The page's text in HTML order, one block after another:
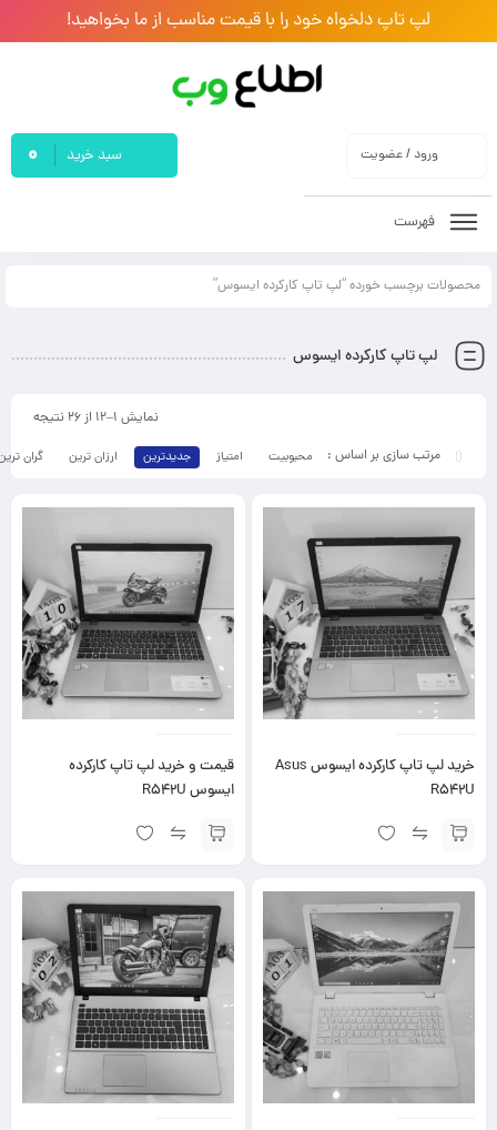
لپ تاپ دلخواه خود را با قیمت مناسب از ما بخواهید!
ورود / عضویت سبد خرید 0
فهرست
محصولات برچسب خورده “لپ تاپ کارکرده ایسوس”
لپ تاپ کارکرده ایسوس
نمایش 1–12 از 26 نتیجه
محبوبیت امتیاز جدیدترین ارزان ترین گران
خرید لپ تاپ کارکرده ایسوس Asus
R542U
قیمت و خرید لپ تاپ کارکرده
ایسوس R542U